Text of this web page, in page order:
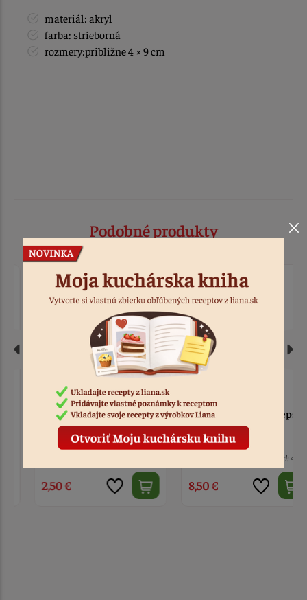
materiál: akryl
farba: strieborná
rozmery:približne 4 × 9 cm
Podobné produkty
Zápich - Happy Birthday
modrý akryl
2,50 €
Zápich - všetko najlepšie
zlatý akryl
Kód: 4711
8,50 €